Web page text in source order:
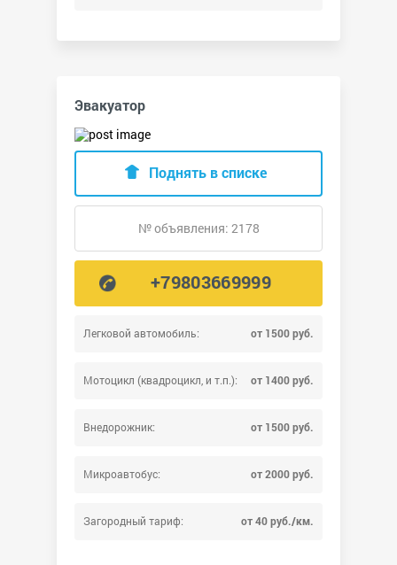
Эвакуатор
Легковой автомобиль: от 1500 руб.
Мотоцикл (квадроцикл, и т.п.): от 1400 руб.
Внедорожник: от 1500 руб.
Микроавтобус: от 2000 руб.
Загородный тариф: от 40 руб./км.
Поднять в списке
№ объявления: 2178
+79803669999